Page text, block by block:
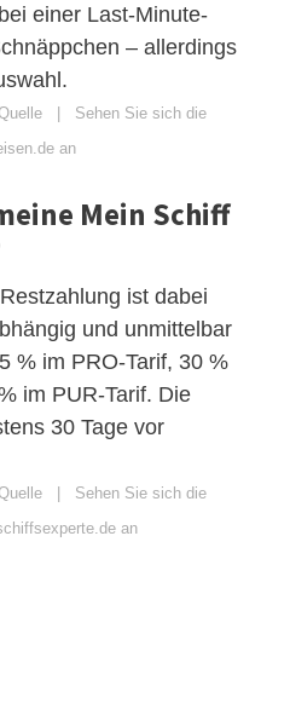
einer Last-Minute-
– allerdings
| Sehen Sie sich die
an
Mein Schiff
ist dabei
und unmittelbar
% im PRO-Tarif, 30 %
im PUR-Tarif. Die
30 Tage vor
| Sehen Sie sich die
an